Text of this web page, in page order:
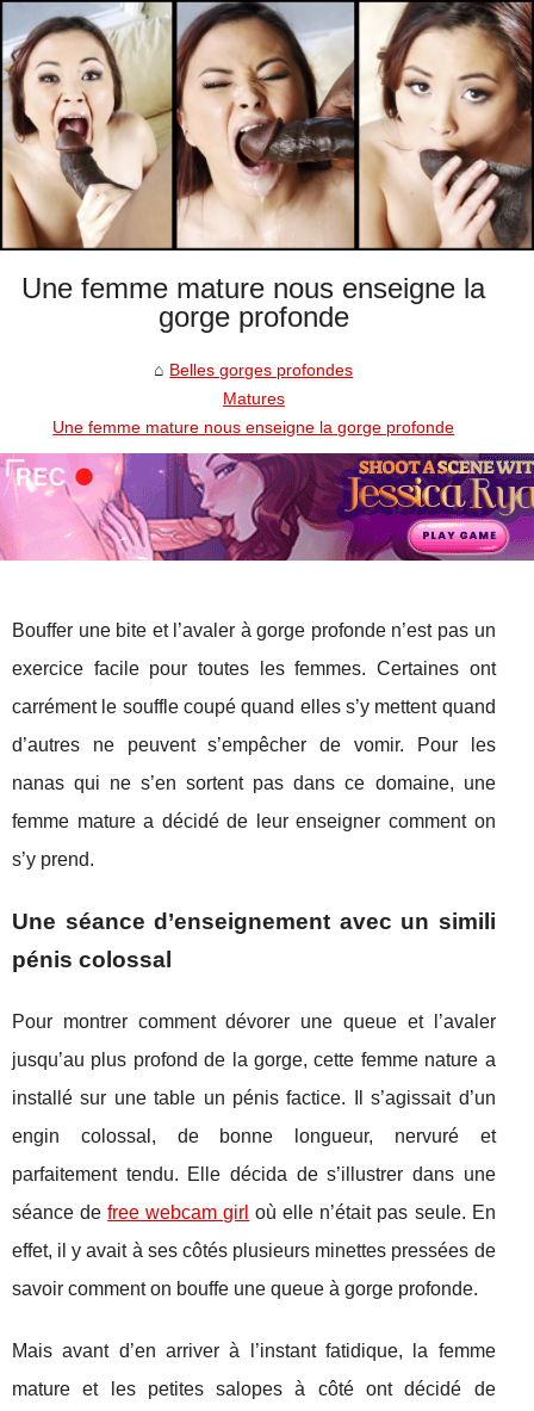
Une femme mature nous enseigne la
gorge profonde
Belles gorges profondes
Matures
Une femme mature nous enseigne la gorge profonde
Bouffer une bite et l’avaler à gorge profonde n’est pas un
exercice facile pour toutes les femmes. Certaines ont
carrément le souffle coupé quand elles s’y mettent quand
d’autres ne peuvent s’empêcher de vomir. Pour les
nanas qui ne s’en sortent pas dans ce domaine, une
femme mature a décidé de leur enseigner comment on
s’y prend.
Une séance d’enseignement avec un simili
pénis colossal
Pour montrer comment dévorer une queue et l’avaler
jusqu’au plus profond de la gorge, cette femme nature a
installé sur une table un pénis factice. Il s’agissait d’un
engin colossal, de bonne longueur, nervuré et
parfaitement tendu. Elle décida de s’illustrer dans une
séance defree webcam girl où elle n’était pas seule. En
effet, il y avait à ses côtés plusieurs minettes pressées de
savoir comment on bouffe une queue à gorge profonde.
Mais avant d’en arriver à l’instant fatidique, la femme
mature et les petites salopes à côté ont décidé de